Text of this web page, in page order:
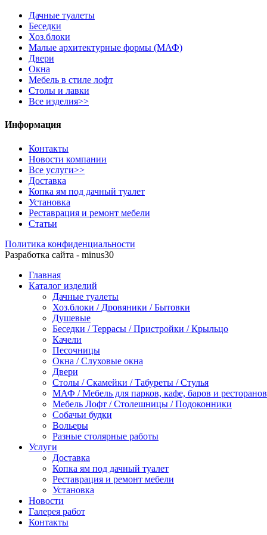
Дачные туалеты
Беседки
Хоз.блоки
Малые архитектурные формы (МАФ)
Двери
Окна
Мебель в стиле лофт
Столы и лавки
Все изделия>>
Информация
Контакты
Новости компании
Все услуги>>
Доставка
Копка ям под дачный туалет
Установка
Реставрация и ремонт мебели
Статьи
Политика конфиденциальности
Разработка сайта - minus30
Главная
Каталог изделий
Дачные туалеты
Хоз.блоки / Дровяники / Бытовки
Душевые
Беседки / Террасы / Пристройки / Крыльцо
Качели
Песочницы
Окна / Слуховые окна
Двери
Столы / Скамейки / Табуреты / Стулья
МАФ / Мебель для парков, кафе, баров и ресторанов
Мебель Лофт / Столешницы / Подоконники
Собачьи будки
Вольеры
Разные столярные работы
Услуги
Доставка
Копка ям под дачный туалет
Реставрация и ремонт мебели
Установка
Новости
Галерея работ
Контакты